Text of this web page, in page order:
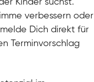
Kinder suchst.
verbessern oder
Dich direkt für
Terminvorschlag